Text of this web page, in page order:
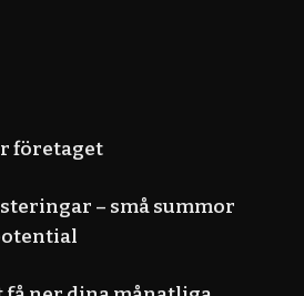
företaget
– små summor